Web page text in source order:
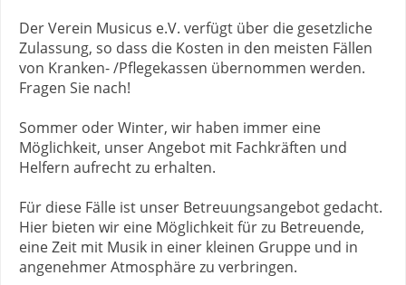
Der Verein Musicus e.V. verfügt über die gesetzliche
Zulassung, so dass die Kosten in den meisten Fällen
von Kranken- /Pflegekassen übernommen werden.
Fragen Sie nach!
Sommer oder Winter, wir haben immer eine
Möglichkeit, unser Angebot mit Fachkräften und
Helfern aufrecht zu erhalten.
Für diese Fälle ist unser Betreuungsangebot gedacht.
Hier bieten wir eine Möglichkeit für zu Betreuende,
eine Zeit mit Musik in einer kleinen Gruppe und in
angenehmer Atmosphäre zu verbringen.